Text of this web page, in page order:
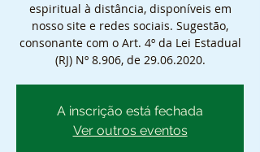
espiritual à distância, disponíveis em
nosso site e redes sociais. Sugestão,
consonante com o Art. 4º da Lei Estadual
(RJ) Nº 8.906, de 29.06.2020.
A inscrição está fechada
Ver outros eventos